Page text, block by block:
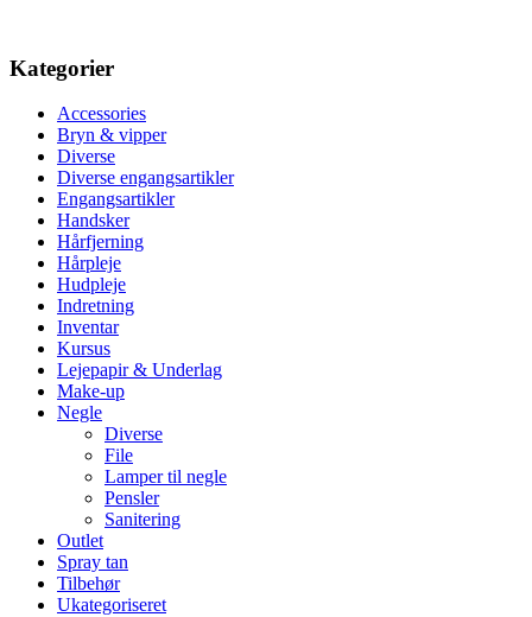
Kategorier
Accessories
Bryn & vipper
Diverse
Diverse engangsartikler
Engangsartikler
Handsker
Hårfjerning
Hårpleje
Hudpleje
Indretning
Inventar
Kursus
Lejepapir & Underlag
Make-up
Negle
Diverse
File
Lamper til negle
Pensler
Sanitering
Outlet
Spray tan
Tilbehør
Ukategoriseret